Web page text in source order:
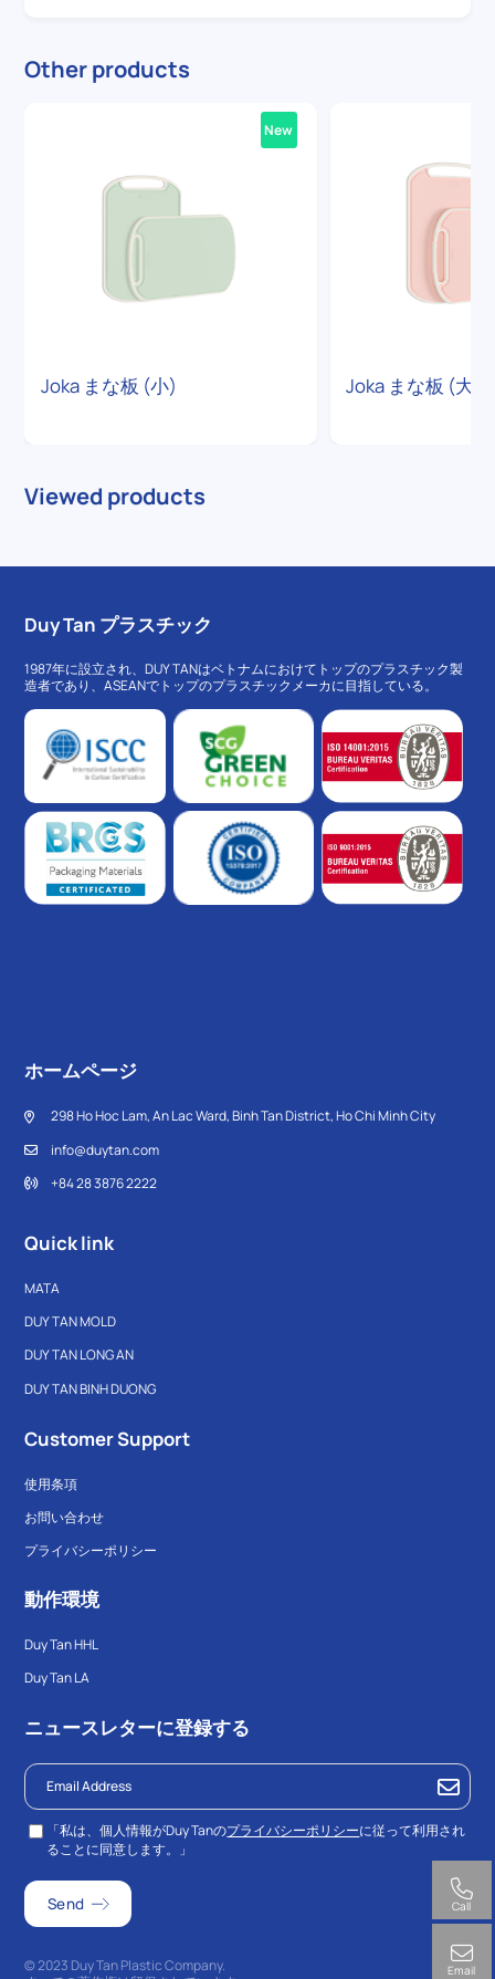
Other products
Joka まな板 (小)
New
Joka まな板 (大)
Viewed products
Duy Tan プラスチック
1987年に設立され、DUY TANはベトナムにおけてトップのプラスチック製
造者であり、ASEANでトップのプラスチックメーカに目指している。
ホームページ
298 Ho Hoc Lam, An Lac Ward, Binh Tan District, Ho Chi Minh City
info@duytan.com
+84 28 3876 2222
Quick link
MATA
DUY TAN MOLD
DUY TAN LONG AN
DUY TAN BINH DUONG
Customer Support
使用条項
お問い合わせ
プライバシーポリシー
動作環境
Duy Tan HHL
Duy Tan LA
ニュースレターに登録する
「私は、個人情報がDuy Tanのプライバシーポリシーに従って利用され
ることに同意します。」
© 2023 Duy Tan Plastic Company.
Call
Email